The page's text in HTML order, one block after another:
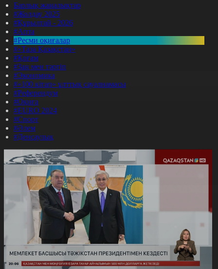
Барлық жаңалықтар
#Жолдау 2025
#Құрылтай - 2026
#Апта
#Ресми оқиғалар
#«Таза Қазақстан»
#Қоғам
#Заң мен тәртіп
#Экономика
#«100 кітап» ұлттық сауалнамасы
#Референдум
#Оқиға
#EURO 2024
#Спорт
#Әлем
#Денсаулық